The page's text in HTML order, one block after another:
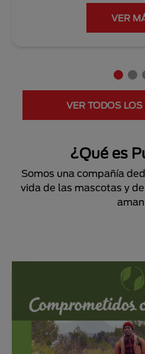
VER
VER TODOS
¿Qué es
Somos una compañía
vida de las mascotas y